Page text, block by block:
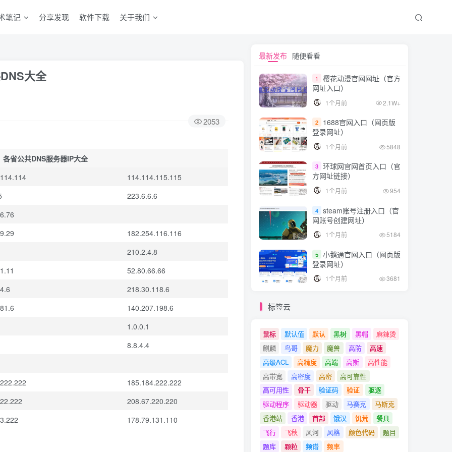
笔记 分享发现 软件下载 关于我们
大全
2053
各省公共DNS服务器IP大全
114.114.115.115
223.6.6.6
182.254.116.116
210.2.4.8
52.80.66.66
218.30.118.6
140.207.198.6
1.0.0.1
8.8.4.4
185.184.222.222
208.67.220.220
178.79.131.110
最新发布 随便看看
1
樱花动漫官网网址（官方
网址入口）
1个月前 2.1W+
2
1688官网入口（网页版
登录网址）
1个月前 5848
3 环球网官网首页入口（官
方网址链接）
1个月前 954
4 steam账号注册入口（官
网账号创建网址）
1个月前 5184
5 小鹅通官网入口（网页版
登录网址）
1个月前 3681
标签云
鼠标 默认值 默认 黑树 黑帽
麻辣烫
麒麟
鸟哥 魔力 魔兽 高防
高速
高级ACL
高精度 高端 高斯
高性能
高带宽
高密度 高密
高可靠性
高可用性
骨干 验证码 验证
驱逐
驱动程序
驱动器 驱动 马赛克
马斯克
香港站
香港 首部 饿汉 饥荒
餐具
飞行
飞秋 风河 风格 颜色代码
题目
题库
颗粒 频谱 频率